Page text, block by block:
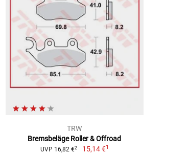
TRW
Bremsbeläge Roller & Offroad
UVP 16,82 €2 15,14 €1